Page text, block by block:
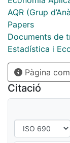
service sector,
AQR (Grup
Papers
Documents de
Estadística i
Pàgina
Citació